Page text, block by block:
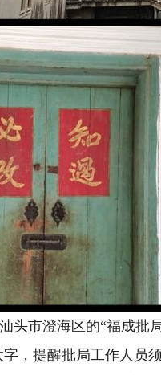
市澄海区的“福成批局
字，提醒批局工作人员